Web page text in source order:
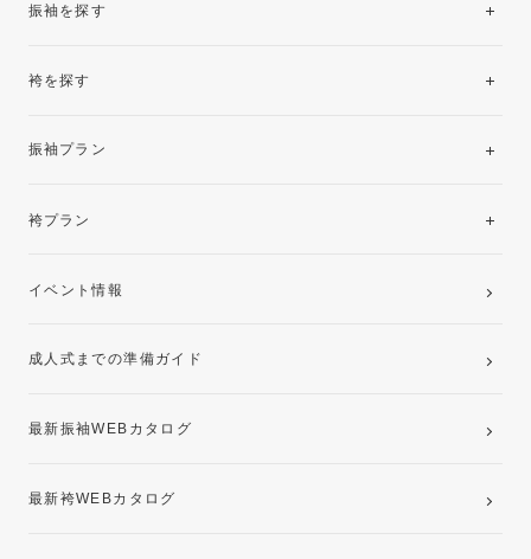
振袖を探す
袴を探す
振袖プラン
レンタルプラン
袴プラン
卒業袴レンタルプラン
イベント情報
成人式までの準備ガイド
最新振袖WEBカタログ
最新袴WEBカタログ